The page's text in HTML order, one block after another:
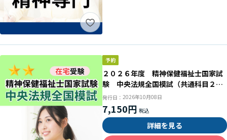
２０２６年度 精神保健福祉士国家試
験 中央法規全国模試（共通科目２回
目＋精神専門）
発行日： 2026年10月08日
7,150円
詳細を見る